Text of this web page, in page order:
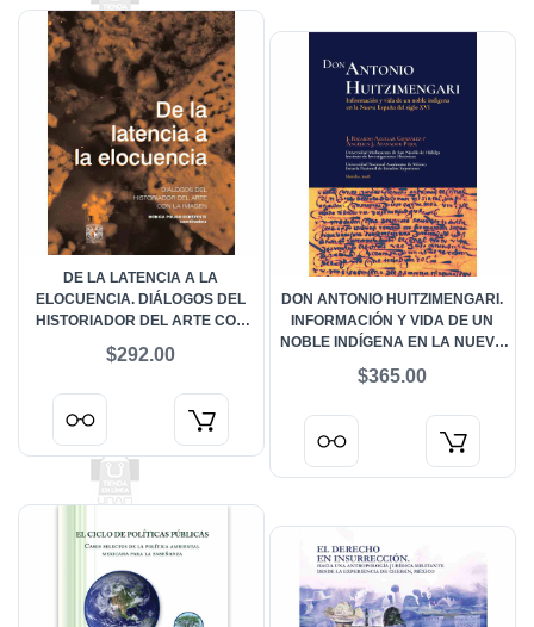
DE LA LATENCIA A LA
ELOCUENCIA. DIÁLOGOS DEL
HISTORIADOR DEL ARTE CON
$292.00
DON ANTONIO HUITZIMENGARI.
INFORMACIÓN Y VIDA DE UN
NOBLE INDÍGENA EN LA NUEVA
$365.00